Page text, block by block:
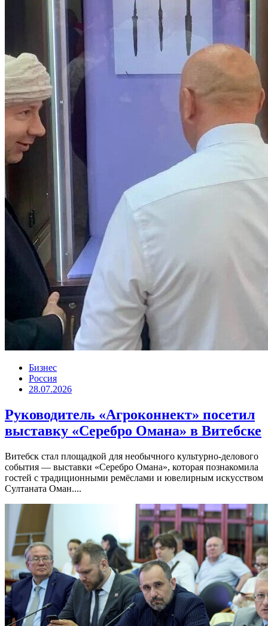
Бизнес
Россия
28.07.2026
Руководитель «Агроконнект» посетил
выставку «Серебро Омана» в Витебске
Витебск стал площадкой для необычного культурно-делового
события — выставки «Серебро Омана», которая познакомила
гостей с традиционными ремёслами и ювелирным искусством
Султаната Оман....